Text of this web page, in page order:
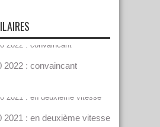
2022 : convaincant
2021 : en deuxième vitesse